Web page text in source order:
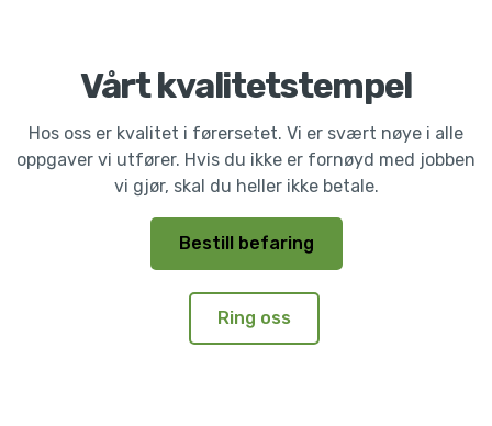
Vårt kvalitetstempel
Hos oss er kvalitet i førersetet. Vi er svært nøye i alle
oppgaver vi utfører. Hvis du ikke er fornøyd med jobben
vi gjør, skal du heller ikke betale.
Bestill befaring
Ring oss